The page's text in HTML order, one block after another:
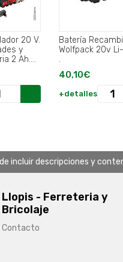
20 V.
y
2 Ah.
Batería
Wolfpack 20v
.
40,10€
+detalles
incluir descripciones y
Llopis - Ferreteria y
Bricolaje
Contacto